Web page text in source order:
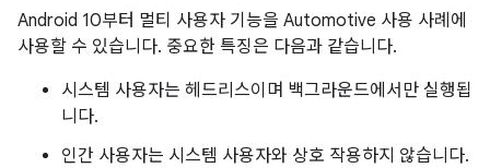
Android 10부터 멀티 사용자 기능을 Automotive 사용 사례에
사용할 수 있습니다. 중요한 특징은 다음과 같습니다.
시스템 사용자는 헤드리스이며 백그라운드에서만 실행됩
니다.
인간 사용자는 시스템 사용자와 상호 작용하지 않습니다.